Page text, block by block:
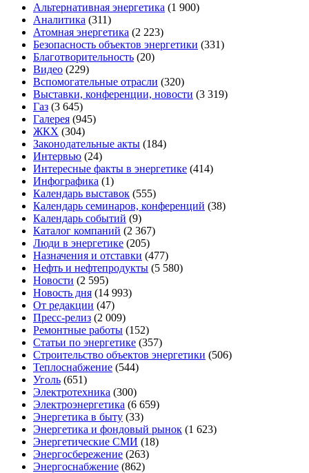
Альтернативная энергетика (1 900)
Аналитика (311)
Атомная энергетика (2 223)
Безопасность объектов энергетики (331)
Благотворительность (20)
Видео (229)
Вспомогательные отрасли (320)
Выставки, конференции, новости (3 319)
Газ (3 645)
Галерея (945)
ЖКХ (304)
Законодательные акты (184)
Интервью (24)
Интересные факты в энергетике (414)
Инфографика (1)
Календарь выставок (555)
Календарь семинаров, конференций (38)
Календарь событий (9)
Каталог компаний (2 367)
Люди в энергетике (205)
Назначения и отставки (477)
Нефть и нефтепродукты (5 580)
Новости (2 595)
Новость дня (14 993)
От редакции (47)
Пресс-релиз (2 009)
Ремонтные работы (152)
Статьи по энергетике (357)
Строительство объектов энергетики (506)
Теплоснабжение (544)
Уголь (651)
Электротехника (300)
Электроэнергетика (6 659)
Энергетика в быту (33)
Энергетика и фондовый рынок (1 623)
Энергетические СМИ (18)
Энергосбережение (263)
Энергоснабжение (862)